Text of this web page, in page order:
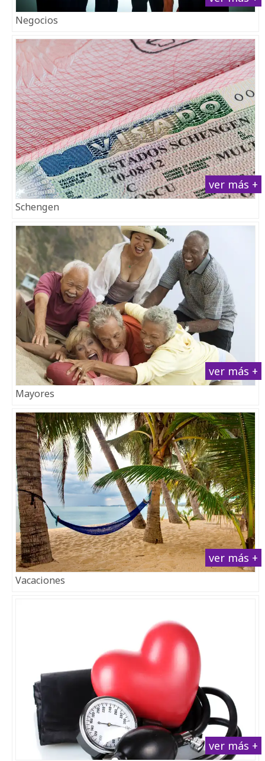
Negocios
ver más +
Schengen
ver más +
Mayores
ver más +
Vacaciones
ver más +